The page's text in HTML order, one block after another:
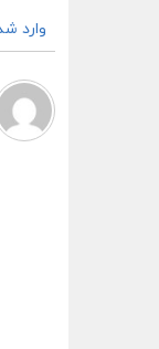
وارد